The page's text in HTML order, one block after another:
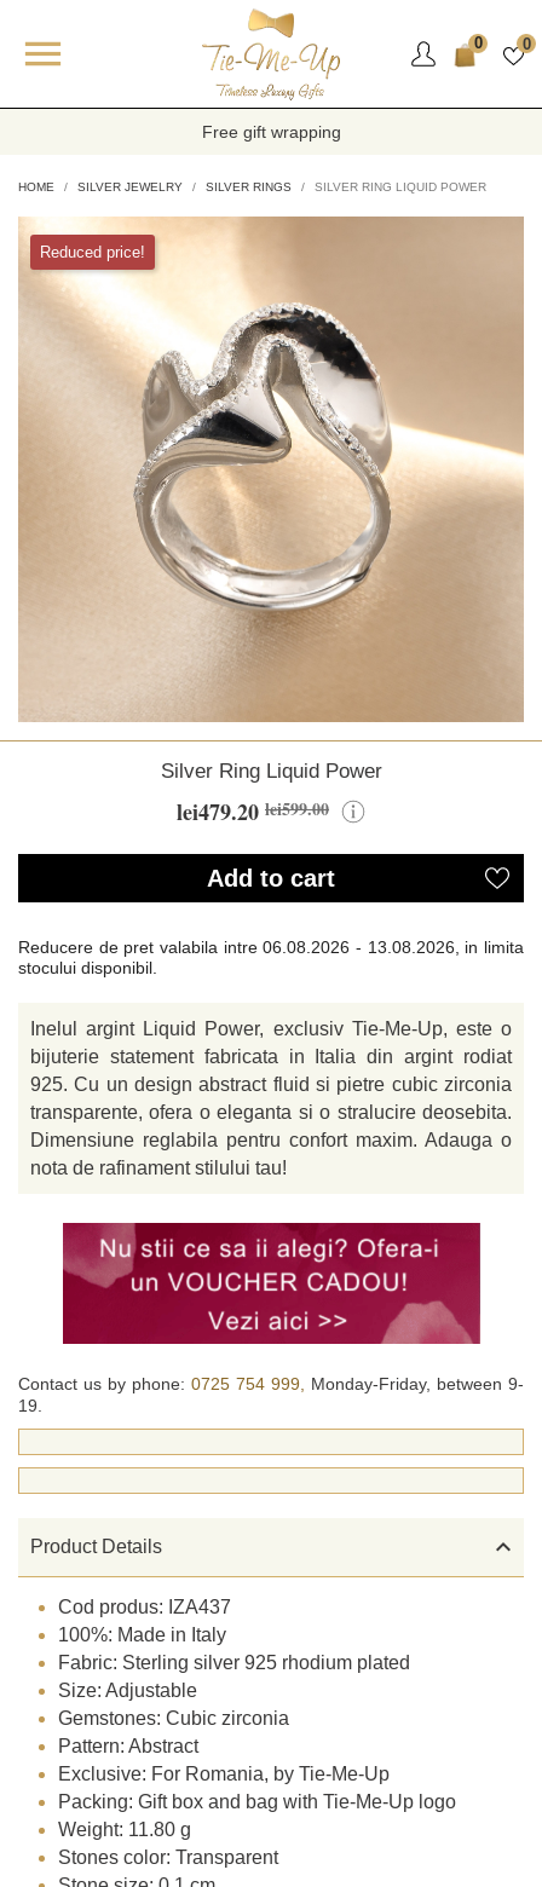
 0 0
Free gift wrapping
HOME SILVER JEWELRY SILVER RINGS SILVER RING LIQUID POWER
Reduced price!
Silver Ring Liquid Power
lei479.20 lei599.00
Add to cart
Reducere de pret valabila intre06.08.2026 - 13.08.2026, in limita
stocului disponibil.
Inelul argint Liquid Power, exclusiv Tie-Me-Up, este o
bijuterie statement fabricata in Italia din argint rodiat
925. Cu un design abstract fluid si pietre cubic zirconia
transparente, ofera o eleganta si o stralucire deosebita.
Dimensiune reglabila pentru confort maxim. Adauga o
nota de rafinament stilului tau!
Contact us by phone: 0725 754 999, Monday-Friday, between 9-
19.
Product Details 
Cod produs: IZA437
100%: Made in Italy
Fabric: Sterling silver 925 rhodium plated
Size: Adjustable
Gemstones: Cubic zirconia
Pattern: Abstract
Exclusive: For Romania, by Tie-Me-Up
Packing: Gift box and bag with Tie-Me-Up logo
Weight: 11.80 g
Stones color: Transparent